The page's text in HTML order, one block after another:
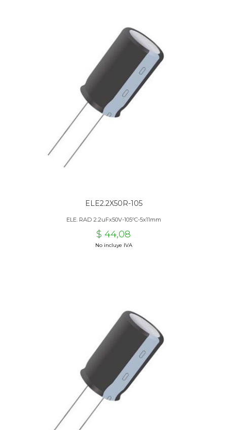
ELE2.2X50R-105
ELE. RAD 2.2uFx50V-105ºC-5x11mm
$ 44,08
No incluye IVA